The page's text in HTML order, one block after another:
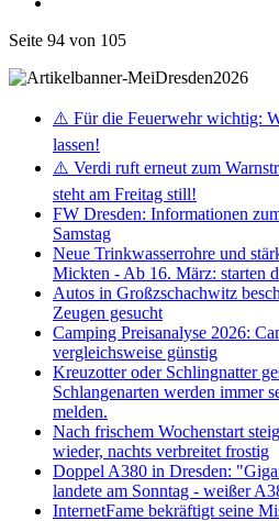
Seite 94 von 105
⚠️ Für die Feuerwehr wichtig:
lassen!
⚠️ Verdi ruft erneut zum
steht am Freitag still!
FW Dresden: Informationen
Samstag
Neue Trinkwasserrohre und
Mickten - Ab 16. März: starten
Autos in Großzschachwitz
Zeugen gesucht
Camping Preisanalyse 2026:
vergleichsweise günstig
Kreuzotter oder Schlingnatter
Schlangenarten werden immer
melden.
Nach frischem Wochenstart
wieder, nachts verbreitet frostig
Doppel A380 in Dresden:
landete am Sonntag - weißer
InternetFame bekräftigt seine